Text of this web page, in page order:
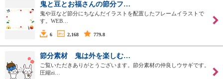
鬼と豆とお福さんの節分フ…
鬼や豆など節分にちなんだイラストを配置したフレームイラストで
す。WEB…
6 2,168 779.8
節分素材 鬼は外を楽しむ…
ご覧いただきありがとうございます。節分素材の仲良しウサギです。
圧縮zi…